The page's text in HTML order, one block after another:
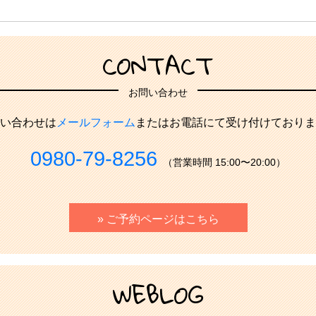
CONTACT
お問い合わせ
合わせはメールフォームまたはお電話にて受け付けており
0980-79-8256 （営業時間 15:00〜20:00）
» ご予約ページはこちら
WEBLOG